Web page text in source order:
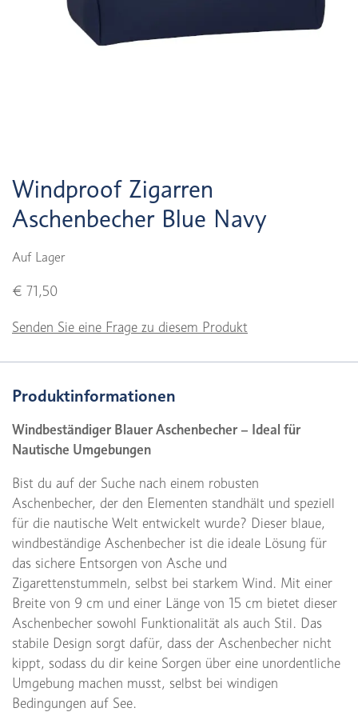
Windproof Zigarren
Aschenbecher Blue Navy
Auf Lager
€ 71,50
Senden Sie eine Frage zu diesem Produkt
Produktinformationen
Windbeständiger Blauer Aschenbecher – Ideal für
Nautische Umgebungen
Bist du auf der Suche nach einem robusten
Aschenbecher, der den Elementen standhält und speziell
für die nautische Welt entwickelt wurde? Dieser blaue,
windbeständige Aschenbecher ist die ideale Lösung für
das sichere Entsorgen von Asche und
Zigarettenstummeln, selbst bei starkem Wind. Mit einer
Breite von 9 cm und einer Länge von 15 cm bietet dieser
Aschenbecher sowohl Funktionalität als auch Stil. Das
stabile Design sorgt dafür, dass der Aschenbecher nicht
kippt, sodass du dir keine Sorgen über eine unordentliche
Umgebung machen musst, selbst bei windigen
Bedingungen auf See.